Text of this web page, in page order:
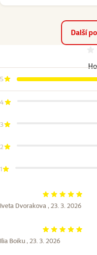
Další
5
4
3
2
1
Hodnocení 100%
Iveta Dvorakova , 23. 3. 2026
Hodnocení 100%
Ilia Boiku , 23. 3. 2026